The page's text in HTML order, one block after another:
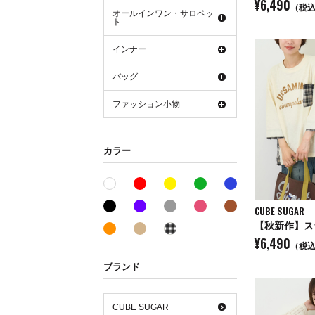
¥6,490 （税
CUBE SUGAR
¥6,490 （税
オールインワン・サロペッ
ト
インナー
バッグ
ファッション小物
カラー
ホワイト系レッド系 イエロー系グリーン系
ブラック系パープル系グレー系 ピンク系
オレンジ系ベージュ系
ブランド
CUBE SUGAR